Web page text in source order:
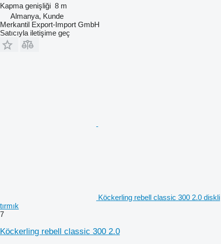
Kapma genişliği 8 m
Almanya, Kunde
Merkantil Export-Import GmbH
Satıcıyla iletişime geç
Köckerling rebell classic 300 2.0 diskli
tırmık
7
Köckerling rebell classic 300 2.0